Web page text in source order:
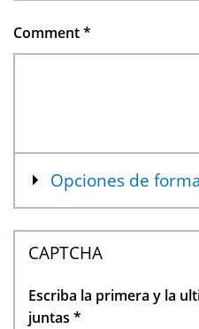
Comment*
Mostrar
Opciones de
CAPTCHA
Escriba la primera y la
juntas *